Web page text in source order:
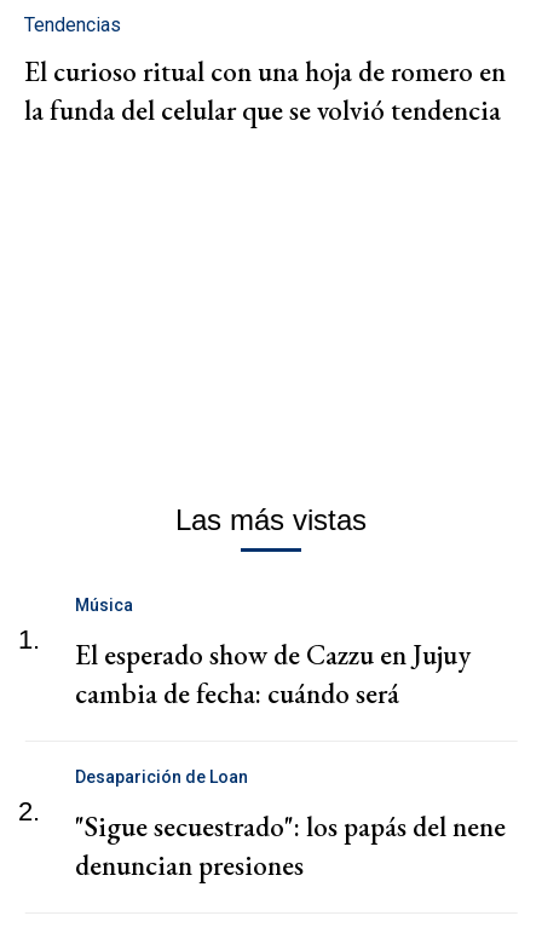
Tendencias
El curioso ritual con una hoja de romero en
la funda del celular que se volvió tendencia
Las más vistas
1.
Música
El esperado show de Cazzu en Jujuy
cambia de fecha: cuándo será
2.
Desaparición de Loan
"Sigue secuestrado": los papás del nene
denuncian presiones